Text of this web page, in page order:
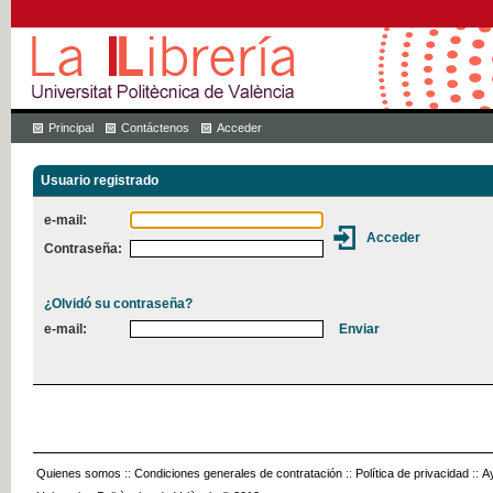
Principal Contáctenos Acceder
Usuario registrado
e-mail:
Contraseña:
¿Olvidó su contraseña?
e-mail:
Quienes somos :: Condiciones generales de contratación :: Política de privacidad ::